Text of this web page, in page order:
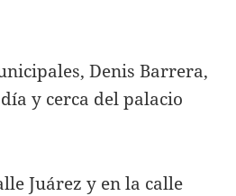
Denis Barrera,
y cerca del palacio
Juárez y en la calle